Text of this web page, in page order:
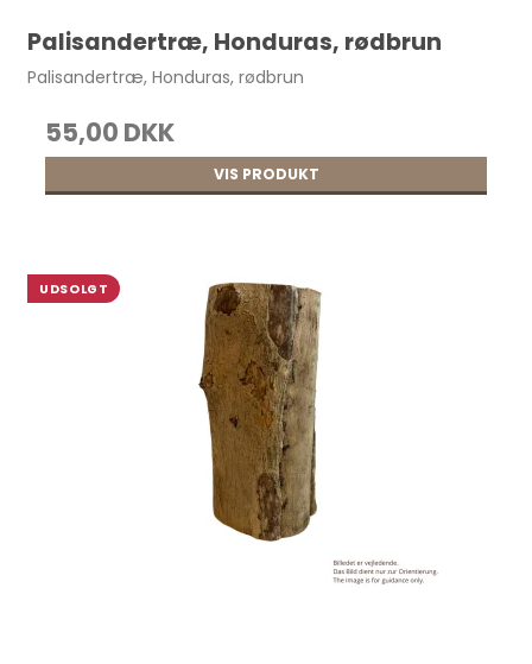
Håndsymaskine m. 2 nåle pr. stk.
187,00 DKK
Palisandertræ, Honduras, rødbrun
Palisandertræ, Honduras, rødbrun
55,00 DKK
VIS PRODUKT
UDSOLGT